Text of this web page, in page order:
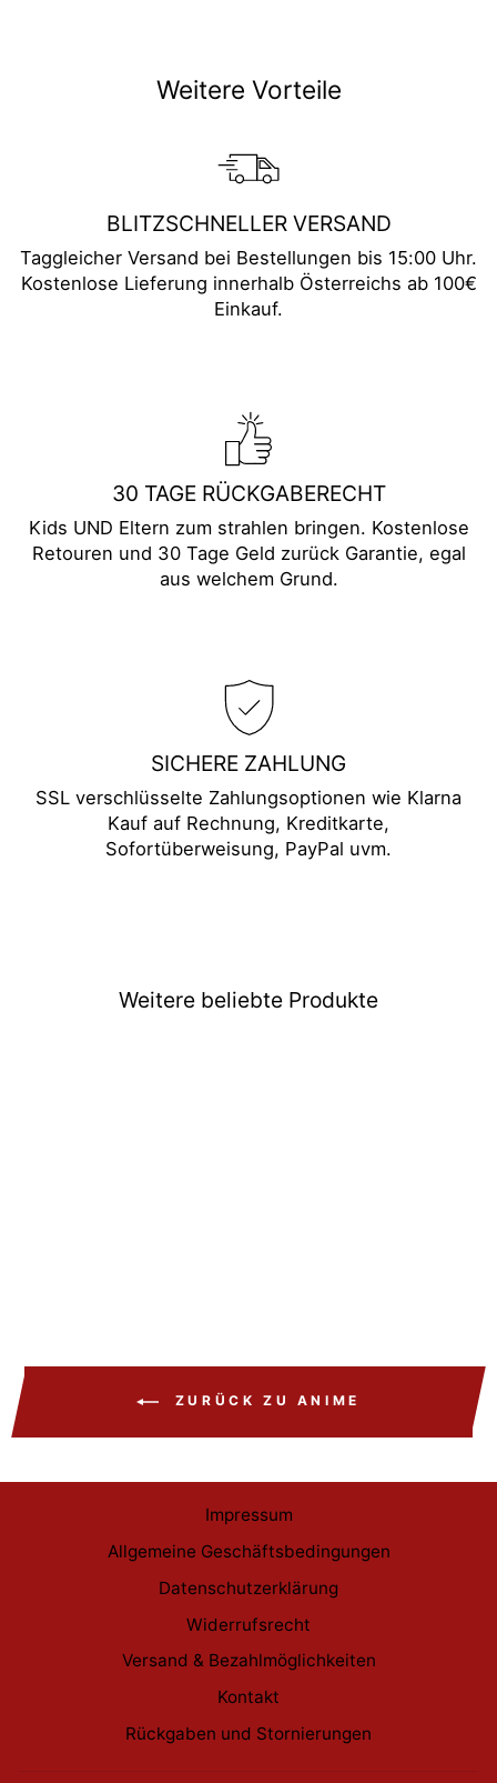
Weitere Vorteile
BLITZSCHNELLER VERSAND
Taggleicher Versand bei Bestellungen bis 15:00 Uhr.
Kostenlose Lieferung innerhalb Österreichs ab 100€
Einkauf.
30 TAGE RÜCKGABERECHT
Kids UND Eltern zum strahlen bringen. Kostenlose
Retouren und 30 Tage Geld zurück Garantie, egal
aus welchem Grund.
SICHERE ZAHLUNG
SSL verschlüsselte Zahlungsoptionen wie Klarna
Kauf auf Rechnung, Kreditkarte,
Sofortüberweisung, PayPal uvm.
Weitere beliebte Produkte
ZURÜCK ZU ANIME
Impressum
Allgemeine Geschäftsbedingungen
Datenschutzerklärung
Widerrufsrecht
Versand & Bezahlmöglichkeiten
Kontakt
Rückgaben und Stornierungen